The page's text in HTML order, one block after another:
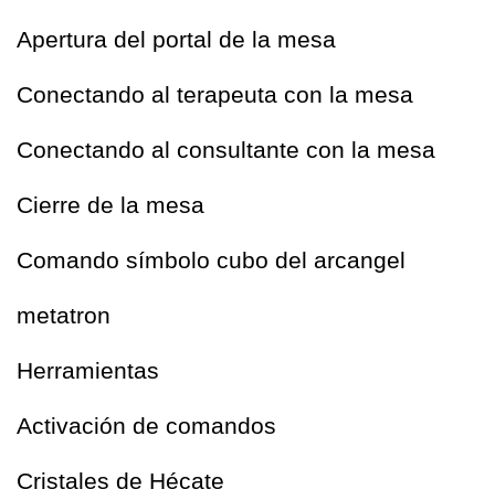
Apertura del portal de la mesa
Conectando al terapeuta con la mesa
Conectando al consultante con la mesa
Cierre de la mesa
Comando símbolo cubo del arcangel
metatron
Herramientas
Activación de comandos
Cristales de Hécate